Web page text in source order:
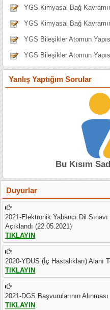
YGS Kimyasal Bağ
YGS Kimyasal Bağ
YGS Bileşikler Atomun
YGS Bileşikler Atomun
Yanlış Yaptığım Sorular
Bu Kısım
Duyurlar
2021-Elektronik Yabancı Dil
Açıklandı (22.05.2021)
TIKLAYIN
2020-YDUS (İç Hastalıkları) Alanı
TIKLAYIN
2021-DGS Başvurularının
TIKLAYIN